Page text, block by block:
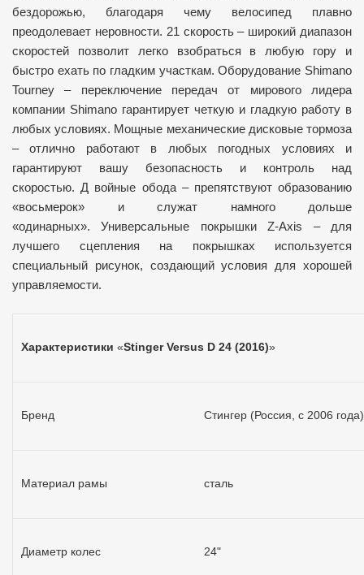
бездорожью, благодаря чему велосипед плавно
преодолевает неровности. 21 скорость – широкий диапазон
скоростей позволит легко взобраться в любую гору и
быстро ехать по гладким участкам.Оборудование Shimano
Tourney – переключение передач от мирового лидера
компании Shimano гарантирует четкую и гладкую работу в
любых условиях. Мощные механические дисковые тормоза
– отлично работают в любых погодных условиях и
гарантируют вашу безопасность и контроль над
скоростью.Д войные обода – препятствуют образованию
«восьмерок» и служат намного дольше
«одинарных».Универсальные покрышки Z-Axis – для
лучшего сцепления на покрышках используется
специальный рисунок, создающий условия для хорошей
управляемости.
Характеристики «Stinger Versus D 24 (2016)»
Бренд Стингер (Россия, с 2006 года)
Материал рамы сталь
Диаметр колес 24"